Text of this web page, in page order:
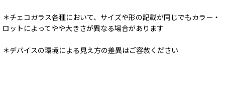
＊チェコガラス各種において、サイズや形の記載が同じでもカラー・
ロットによってやや大きさが異なる場合があります
＊デバイスの環境による見え方の差異はご容赦ください